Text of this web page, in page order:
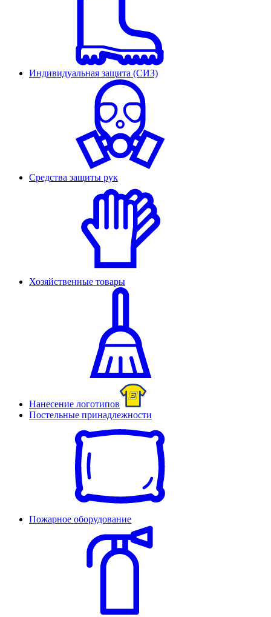
Индивидуальная защита (СИЗ)
Средства защиты рук
Хозяйственные товары
Нанесение логотипов
Постельные принадлежности
Пожарное оборудование